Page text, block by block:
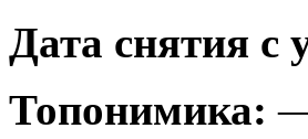
Дата снятия с
Топонимика: